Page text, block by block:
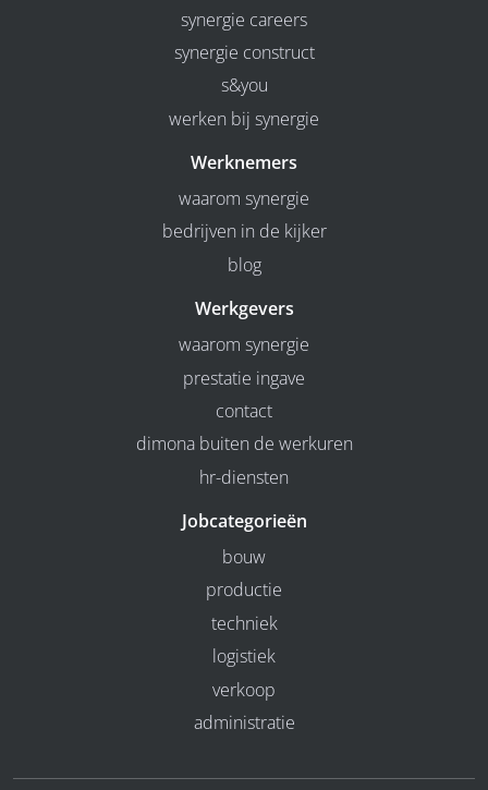
synergie careers
synergie construct
s&you
werken bij synergie
Werknemers
waarom synergie
bedrijven in de kijker
blog
Werkgevers
waarom synergie
prestatie ingave
contact
dimona buiten de werkuren
hr-diensten
Jobcategorieën
bouw
productie
techniek
logistiek
verkoop
administratie